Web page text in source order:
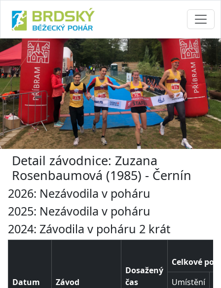
Detail závodnice: Zuzana
Rosenbaumová (1985) - Černín
2026: Nezávodila v poháru
2025: Nezávodila v poháru
2024: Závodila v poháru 2 krát
Datum Závod
Dosažený
čas
Celkové
Umístění